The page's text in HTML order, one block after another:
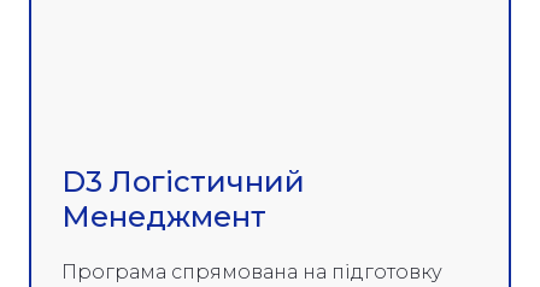
D3 Логістичний
Менеджмент
Програма спрямована на підготовку